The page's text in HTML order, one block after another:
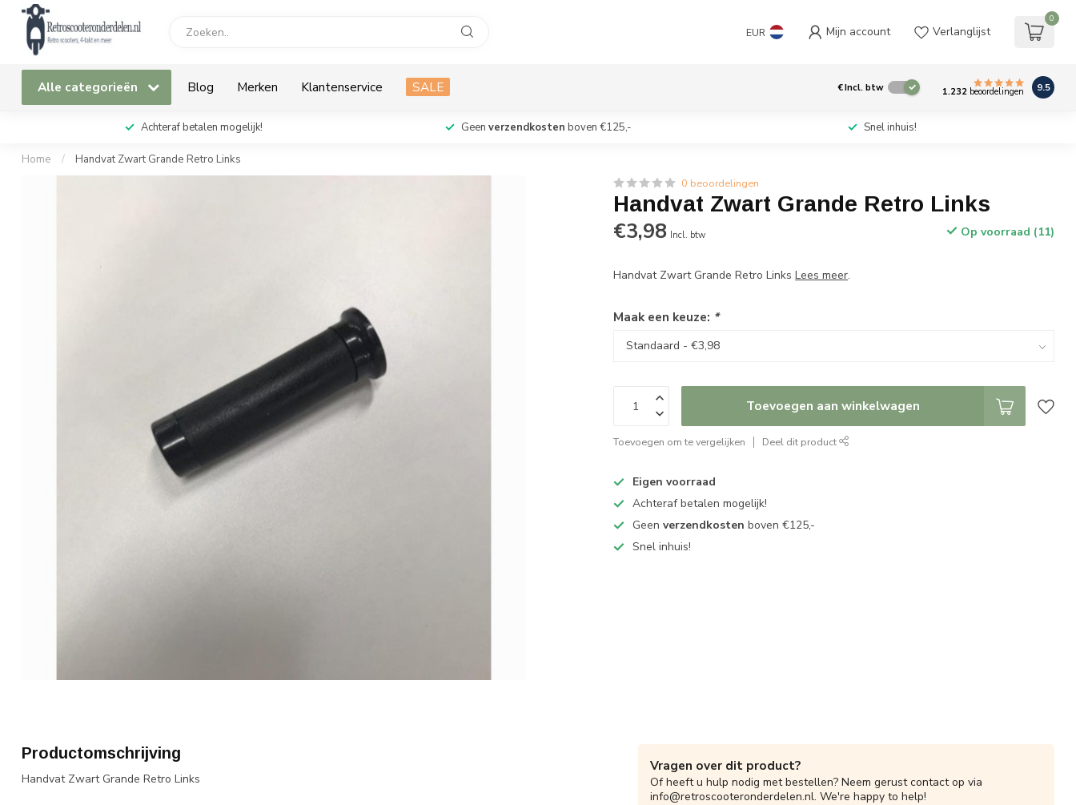
EUR Mijn account Verlanglijst
0
Alle categorieën Blog Merken Klantenservice SALE €Incl. btw 1.232 beoordelingen 9.5
Achteraf betalen mogelijk! Geen verzendkosten boven €125,- Snel inhuis!
Home / Handvat Zwart Grande Retro Links
0 beoordelingen
Handvat Zwart Grande Retro Links
€3,98 Incl. btw Op voorraad (11)
Handvat Zwart Grande Retro LinksLees meer.
Maak een keuze: *
Toevoegen aan winkelwagen
Toevoegen om te vergelijken Deel dit product
Eigen voorraad
Achteraf betalen mogelijk!
Geenverzendkosten boven €125,-
Snel inhuis!
Productomschrijving
Handvat Zwart Grande Retro Links
Vragen over dit product?
Of heeft u hulp nodig met bestellen? Neem gerust contact op via
info@retroscooteronderdelen.nl. We're happy to help!